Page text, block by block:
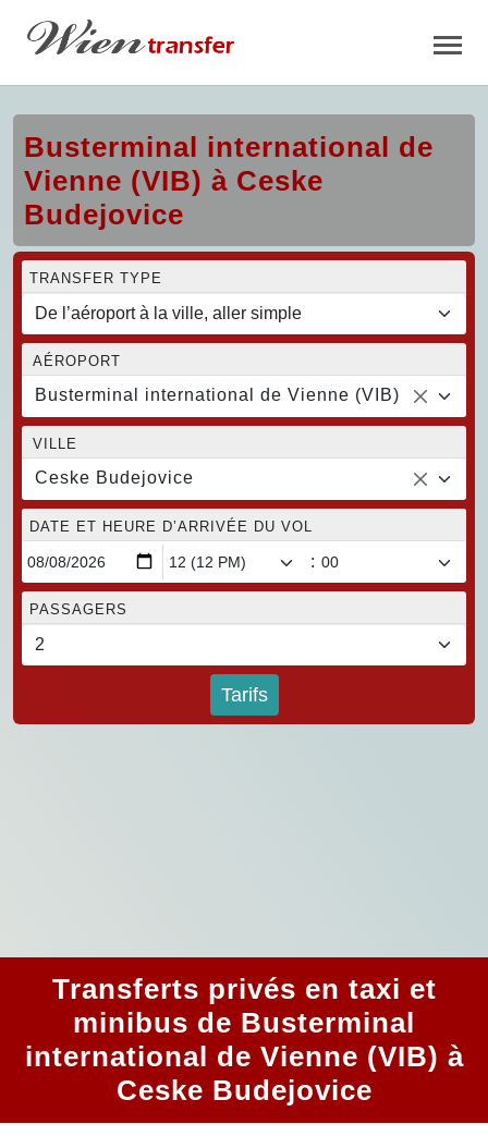
Busterminal international de
Vienne (VIB) à Ceske
Budejovice
TRANSFER TYPE
AÉROPORT
Busterminal international de Vienne (VIB)
VILLE
Ceske Budejovice
DATE ET HEURE D’ARRIVÉE DU VOL
:
PASSAGERS
Tarifs
Transferts privés en taxi et
minibus de Busterminal
international de Vienne (VIB) à
Ceske Budejovice